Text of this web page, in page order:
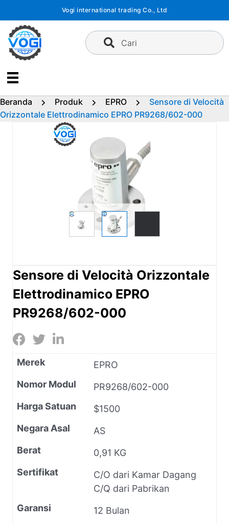
konten
Vogi international trading Co., Ltd
Cari
Beranda Produk EPRO
Sensore di Velocità
Orizzontale Elettrodinamico EPRO PR9268/602-000
Sensore di Velocità Orizzontale
Elettrodinamico EPRO
PR9268/602-000
Merek
EPRO
Nomor Modul
PR9268/602-000
Harga Satuan
$1500
Negara Asal
AS
Berat
0,91 KG
Sertifikat
C/O dari Kamar Dagang
C/Q dari Pabrikan
Garansi
12 Bulan